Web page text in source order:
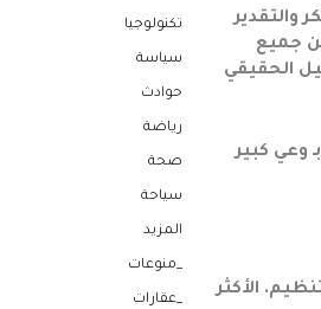
والتقدير
جميع
الحقيقي
وعي كبير
الأكثر
تكنولوجيا
سياسة
حوادث
رياضة
صحة
سياحة
المزيد
_منوعات
_عقارات